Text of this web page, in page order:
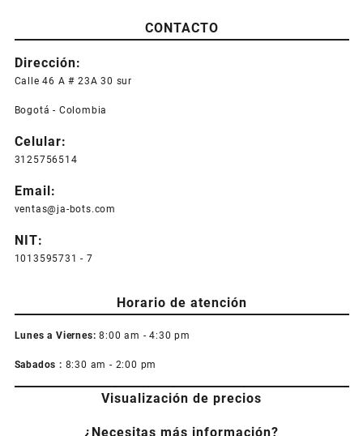
CONTACTO
Dirección:
Calle 46 A # 23A 30 sur
Bogotá - Colombia
Celular:
3125756514
Email:
ventas@ja-bots.com
NIT:
1013595731 - 7
Horario de atención
Lunes a Viernes: 8:00 am - 4:30 pm
Sabados : 8:30 am - 2:00 pm
Visualización de precios
¿Necesitas más información?